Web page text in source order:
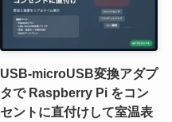
USB-microUSB変換アダプ
タで Raspberry Pi をコン
セントに直付けして室温表